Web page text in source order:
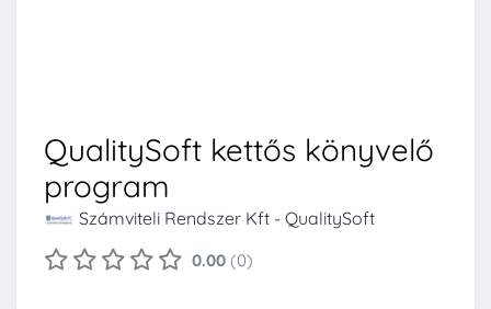
QualitySoft kettős könyvelő
program
Számviteli Rendszer Kft - QualitySoft
0.00 (0)